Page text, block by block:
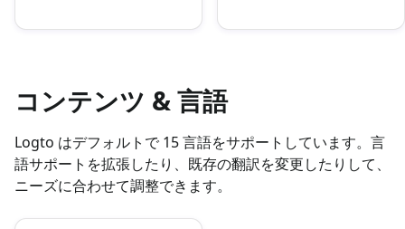
コンテンツ & 言語
Logto はデフォルトで 15 言語をサポートしています。言
語サポートを拡張したり、既存の翻訳を変更したりして、
ニーズに合わせて調整できます。